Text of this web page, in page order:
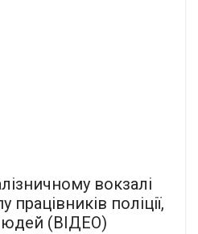
вокзалі
працівників поліції,
(ВІДЕО)